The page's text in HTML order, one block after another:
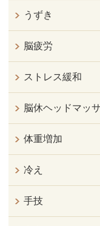
うずき
脳疲労
ストレス緩和
脳休ヘッドマッ
体重増加
冷え
手技